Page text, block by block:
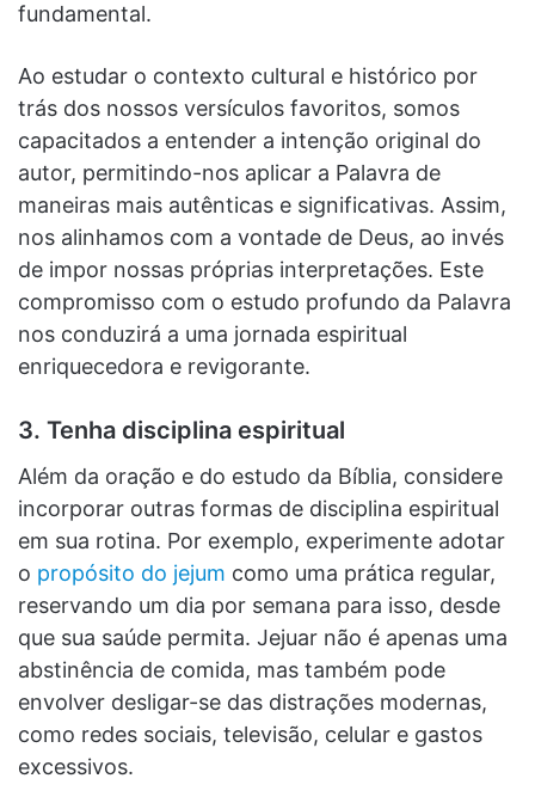
fundamental.
Ao estudar o contexto cultural e histórico por
trás dos nossos versículos favoritos, somos
capacitados a entender a intenção original do
autor, permitindo-nos aplicar a Palavra de
maneiras mais autênticas e significativas. Assim,
nos alinhamos com a vontade de Deus, ao invés
de impor nossas próprias interpretações. Este
compromisso com o estudo profundo da Palavra
nos conduzirá a uma jornada espiritual
enriquecedora e revigorante.
3. Tenha disciplina espiritual
Além da oração e do estudo da Bíblia, considere
incorporar outras formas de disciplina espiritual
em sua rotina. Por exemplo, experimente adotar
o propósito do jejum como uma prática regular,
reservando um dia por semana para isso, desde
que sua saúde permita. Jejuar não é apenas uma
abstinência de comida, mas também pode
envolver desligar-se das distrações modernas,
como redes sociais, televisão, celular e gastos
excessivos.